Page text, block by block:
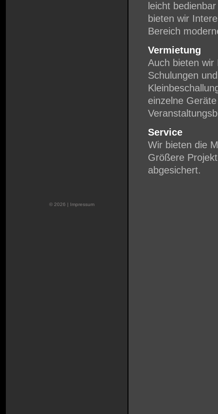
leicht
bieten wir
Bereich
Vermietung
Auch bieten wir
Schulungen
einzelne
Service
Wir bieten die
Größere
abgesichert.
© 2026 | Impressum